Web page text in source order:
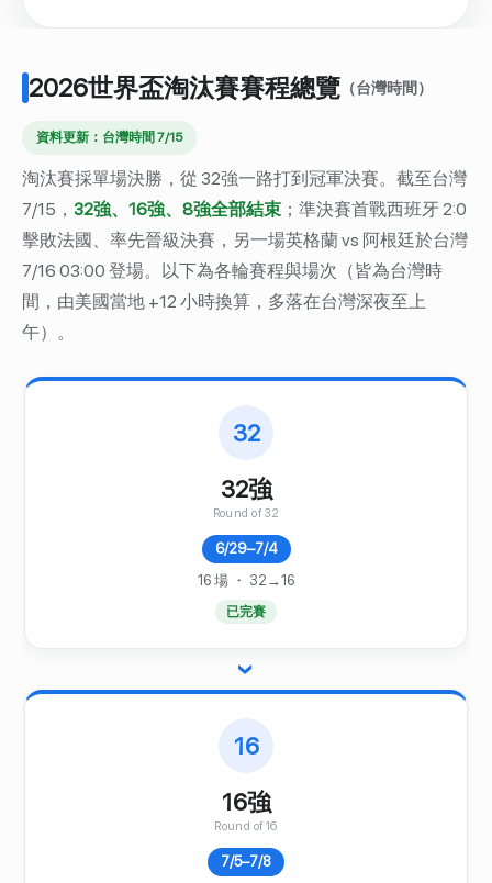
2026世界盃淘汰賽賽程總覽 （台灣時間）
資料更新：台灣時間 7/15
淘汰賽採單場決勝，從 32強一路打到冠軍決賽。截至台灣
7/15， 32強、16強、8強全部結束 ；準決賽首戰西班牙 2:0
擊敗法國、率先晉級決賽，另一場英格蘭 vs 阿根廷於台灣
7/16 03:00 登場。以下為各輪賽程與場次（皆為台灣時
間，由美國當地 +12 小時換算，多落在台灣深夜至上
午）。
32
32強
Round of 32
6/29–7/4
16 場 ・ 32→16
已完賽
›
16
16強
Round of 16
7/5–7/8